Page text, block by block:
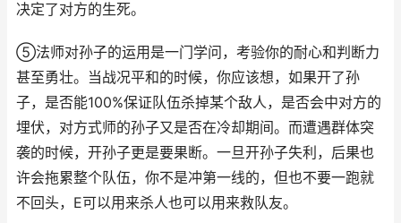
决定了对方的生死。
⑤法师对孙子的运用是一门学问，考验你的耐心和判断力
甚至勇壮。当战况平和的时候，你应该想，如果开了孙
子，是否能100%保证队伍杀掉某个敌人，是否会中对方的
埋伏，对方式师的孙子又是否在冷却期间。而遭遇群体突
袭的时候，开孙子更是要果断。一旦开孙子失利，后果也
许会拖累整个队伍，你不是冲第一线的，但也不要一跑就
不回头，E可以用来杀人也可以用来救队友。